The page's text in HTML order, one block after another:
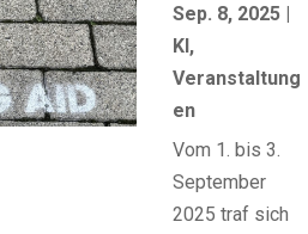
Sep. 8, 2025 |
KI,
Veranstaltung
en
Vom 1. bis 3.
September
2025 traf sich